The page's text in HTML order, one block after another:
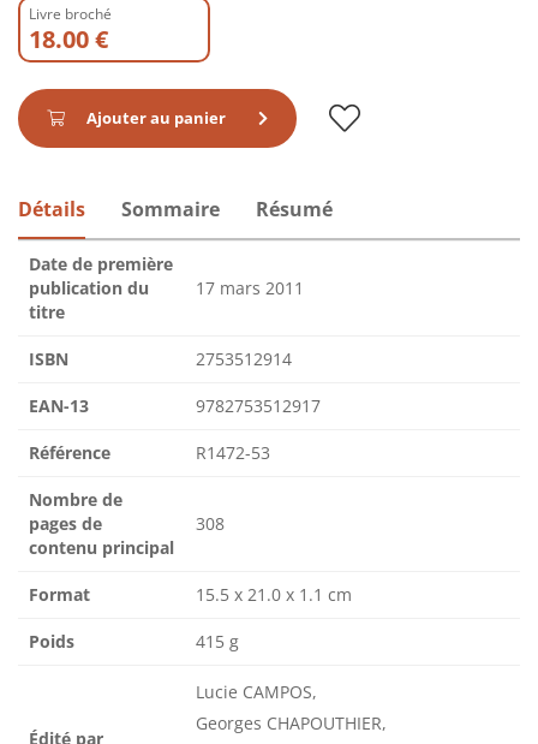
Livre broché
18.00 €
Ajouter au panier
Détails Sommaire Résumé
Date de première
publication du
titre
17 mars 2011
ISBN 2753512914
EAN-13 9782753512917
Référence R1472-53
Nombre de
pages de
contenu principal
308
Format 15.5 x 21.0 x 1.1 cm
Poids 415 g
Édité par
Lucie CAMPOS,
Georges CHAPOUTHIER,